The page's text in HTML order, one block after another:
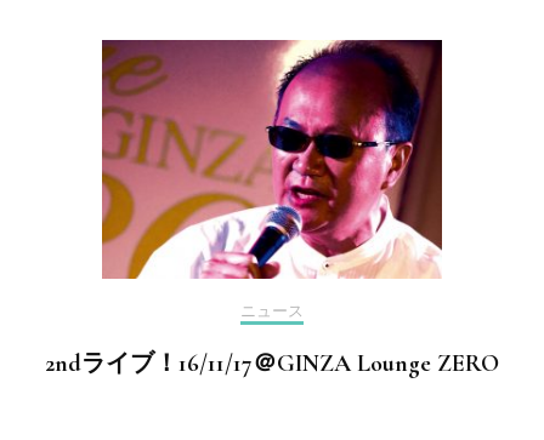
ニュース
2ndライブ！16/11/17＠GINZA Lounge ZERO